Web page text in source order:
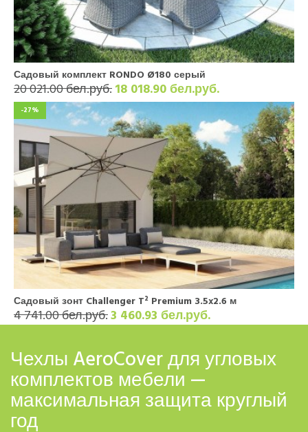
Садовый комплект RONDO Ø180 серый
20 021.00 бел.руб.18 018.90 бел.руб.
-27%
Садовый зонт ​​​​​​Challenger T² Premium 3.5x2.6 м
4 741.00 бел.руб.3 460.93 бел.руб.
Чехлы AeroCover для угловых
комплектов мебели —
максимальная защита круглый
год